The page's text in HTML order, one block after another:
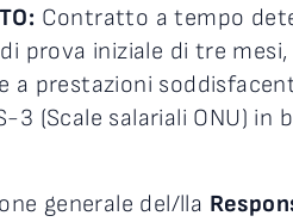
Contratto a tempo
prova iniziale di tre
a prestazioni
3 (Scale salariali ONU) in
generale del/lla